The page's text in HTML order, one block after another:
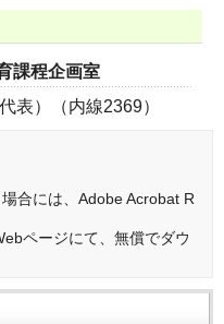
課程企画室
表）（内線2369）
合には、Adobe Acrobat R
ページにて、無償でダウ